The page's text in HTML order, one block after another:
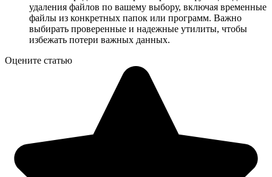
удаления файлов по вашему выбору, включая временные
файлы из конкретных папок или программ. Важно
выбирать проверенные и надежные утилиты, чтобы
избежать потери важных данных.
Оцените статью